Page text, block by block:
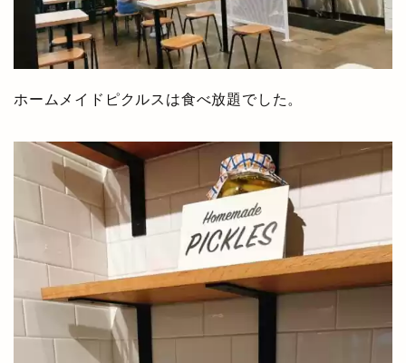
ホームメイドピクルスは食べ放題でした。